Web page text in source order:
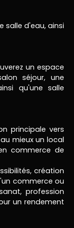
salle d'eau, ainsi
un espace
séjour, une
qu'une salle
principale vers
mieux un local
commerce de
création
commerce ou
profession
un rendement